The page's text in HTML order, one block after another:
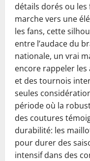
détails dorés ou
marche vers une
les fans, cette
entre l’audace du
nationale, un vrai
encore rappeler
et des tournois
seules
période où la
des coutures
durabilité: les
pour durer des
intensif dans des